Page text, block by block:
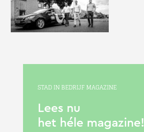
STAD IN BEDRIJF MAGAZINE
Lees nu
het héle magazine!